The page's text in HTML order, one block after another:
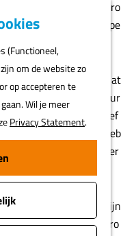
(Functioneel,
om de website zo
op accepteren te
Wil je meer
Privacy Statement.
Gro
epe
Nat
uur
lief
heb
ber
Fijn
pro